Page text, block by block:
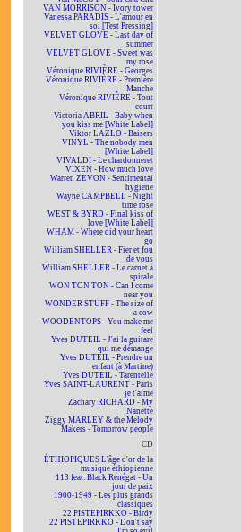
VAN MORRISON - Ivory tower
Vanessa PARADIS - L'amour en
soi [Test Pressing]
VELVET GLOVE - Last day of
summer
VELVET GLOVE - Sweet was
my rose
Véronique RIVIÈRE - Georges
Véronique RIVIÈRE - Première
Manche
Véronique RIVIÈRE - Tout
court
Victoria ABRIL - Baby when
you kiss me [White Label]
Viktor LAZLO - Baisers
VINYL - The nobody men
[White Label]
VIVALDI - Le chardonneret
VIXEN - How much love
Warren ZEVON - Sentimental
hygiene
Wayne CAMPBELL - Night
time rose
WEST & BYRD - Final kiss of
love [White Label]
WHAM - Where did your heart
go
William SHELLER - Fier et fou
de vous
William SHELLER - Le carnet à
spirale
WON TON TON - Can I come
near you
WONDER STUFF - The size of
a cow
WOODENTOPS - You make me
feel
Yves DUTEIL - J'ai la guitare
qui me démange
Yves DUTEIL - Prendre un
enfant (à Martine)
Yves DUTEIL - Tarentelle
Yves SAINT-LAURENT - Paris
je t'aime
Zachary RICHARD - My
Nanette
Ziggy MARLEY & the Melody
Makers - Tomorrow people
CD
ÉTHIOPIQUES L'âge d'or de la
musique éthiopienne
113 feat. Black Rénégat - Un
jour de paix
1900-1949 - Les plus grands
classiques
22 PISTEPIRKKO - Birdy
22 PISTEPIRKKO - Don't say